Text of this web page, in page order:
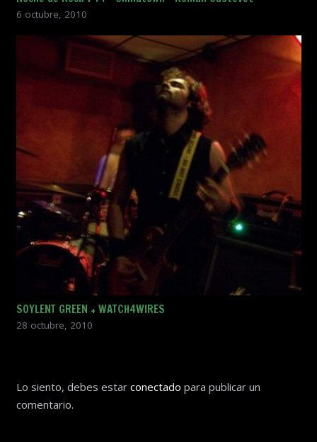
6 octubre, 2010
SOYLENT GREEN + WATCH4WIRES
28 octubre, 2010
Lo siento, debes estar conectado para publicar un
comentario.